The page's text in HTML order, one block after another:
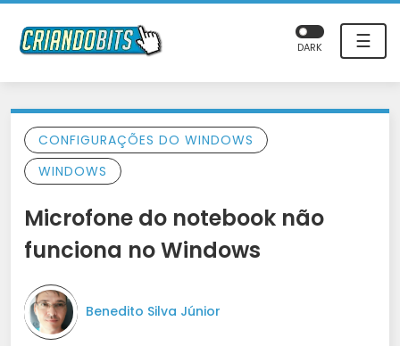
☰
DARK
CONFIGURAÇÕES DO WINDOWS
WINDOWS
Microfone do notebook não
funciona no Windows
Benedito Silva Júnior